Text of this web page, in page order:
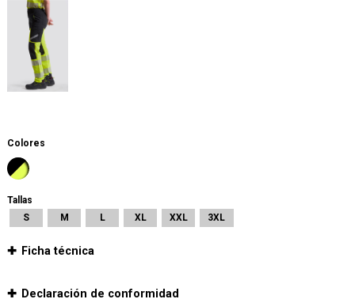
Colores
Tallas
S
M L XL XXL 3XL
Ficha técnica
Declaración de conformidad